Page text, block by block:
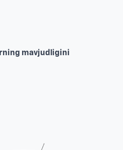
mavjudligini